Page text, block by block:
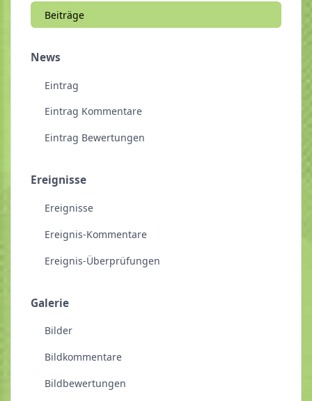
Beiträge
News
Eintrag
Eintrag Kommentare
Eintrag Bewertungen
Ereignisse
Ereignisse
Ereignis-Kommentare
Ereignis-Überprüfungen
Galerie
Bilder
Bildkommentare
Bildbewertungen